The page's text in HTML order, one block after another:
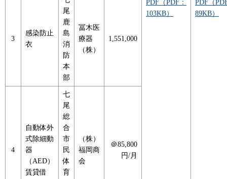
PDF（PDF：
103KB）
PDF（
89KB）
3
感染防止
衣
尾
鹿
島
消
防
本
部
冨木医
療器
（株）
1,551,000
4
自動体外
式除細動
器
（AED）
賃貸借
七
尾
総
合
市
民
体
育
（株）
福岡商
会
＠85,800
円/月